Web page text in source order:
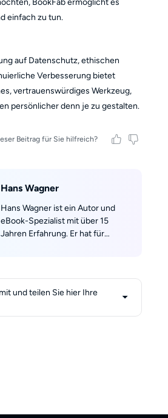
einfach zu tun.
auf Datenschutz, ethischen
Verbesserung bietet
vertrauenswürdiges Werkzeug,
persönlicher denn je zu gestalten.
Beitrag für Sie hilfreich?
Hans Wagner
Hans Wagner ist ein Autor und
eBook-Spezialist mit über 15
Jahren Erfahrung. Er hat für
ultimative EPUB-Guide. Seine
und teilen Sie hier Ihre